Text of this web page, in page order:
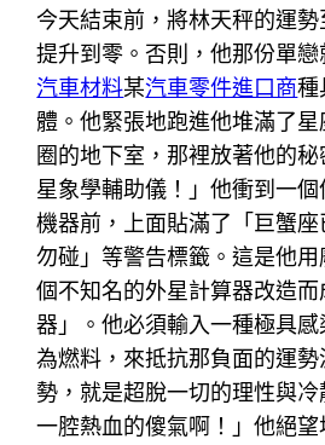
今天結束前，將林天秤的運勢
提升到零。否則，他那份單戀
汽車材料某汽車零件進口商種
體。他緊張地跑進他堆滿了
圈的地下室，那裡放著他的
星象學輔助儀！」他衝到一
機器前，上面貼滿了「巨蟹
勿碰」等警告標籤。這是他
個不知名的外星計算器改造
器」。他必須輸入一種極具
為燃料，來抵抗那負面的運
勢，就是超脫一切的理性與
一腔熱血的傻氣啊！」他絕